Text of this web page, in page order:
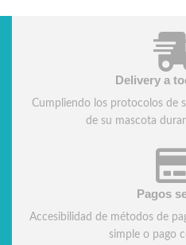
Delivery a
Cumpliendo los protocolos de
de su mascota
Pagos
Accesibilidad de métodos de
simple o pago